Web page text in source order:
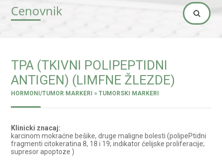
Cenovnik
TPA (TKIVNI POLIPEPTIDNI
ANTIGEN) (LIMFNE ŽLEZDE)
HORMONI/TUMOR MARKERI » TUMORSKI MARKERI
Klinicki znacaj:
karcinom mokraćne bešike, druge maligne bolesti (polipePtidni
fragmenti citokeratina 8, 18 i 19; indikator ćelijske proliferacije;
supresor apoptoze )